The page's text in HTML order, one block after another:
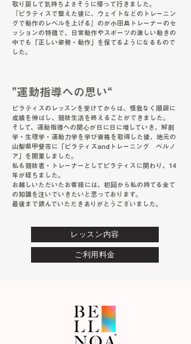
取り戻して気持ちよさそうに帰って行きました。
『ピラティスで整えた後に、ウェイトなどのトレーニン
グで動作のレベルを上げる』のが小田島トレーナーのセ
ッションの特徴で、日常動作やスポーツの激しい動きの
中でも「正しい姿勢・動作」を保てるようになるもので
した。
”運動指導への思い“
ピラティスのレッスンを受けてからは、怪我なく順調に
成績を伸ばし、競技生活を終えることができました。
そして、運動指導への関心が日に日に増していき、解剖
学・生理学・運動力学を学び資格を取得した後、地元の
山梨県甲斐市に「ピラティスandトレーニング ベルノ
ア」を開業しました。
私も競技者・トレーナーとしてピラティスに関わり、14
年が経ちました。
お越しいただいたお客様には、初回から私の持てる全て
の知識を注いでいきたいと思っております。
最後まで読んでいただきありがとうございました。
レッスン内容
ご利用料金